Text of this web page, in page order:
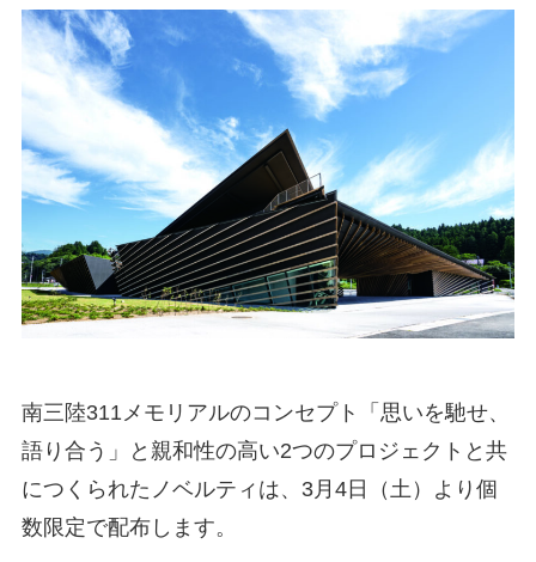
南三陸311メモリアルのコンセプト「思いを馳せ、
語り合う」と親和性の高い2つのプロジェクトと共
につくられたノベルティは、3月4日（土）より個
数限定で配布します。